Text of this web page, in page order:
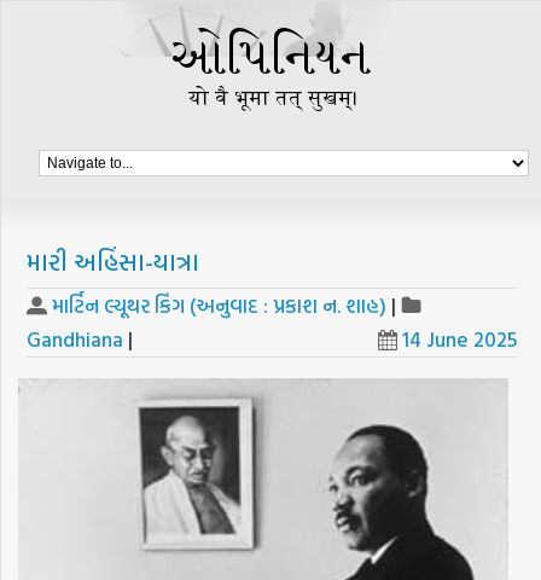
મારી અહિંસા-યાત્રા
માર્ટિન લ્યૂથર કિંગ (અનુવાદ : પ્રકાશ ન. શાહ) |
Gandhiana | 14 June 2025